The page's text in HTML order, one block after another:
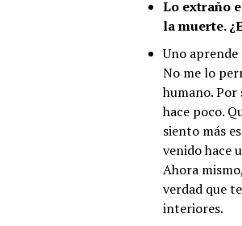
Lo extraño
la muerte.
Uno
No me lo
humano. Por
hace poco.
siento más
venido hace
Ahora
verdad que
interiores.